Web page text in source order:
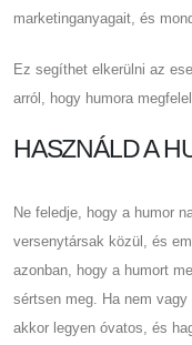
marketinganyagait, és
Ez segíthet elkerülni az
arról, hogy humora
HASZNÁLD A
Ne feledje, hogy a humor
versenytársak közül, és
azonban, hogy a humort
sértsen meg. Ha nem
akkor legyen óvatos, és